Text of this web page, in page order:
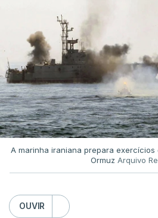
A marinha iraniana prepara
Ormuz Arquivo
OUVIR